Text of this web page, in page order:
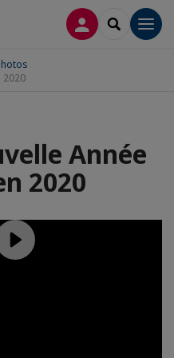
CONNEXION
2020
Année
2020